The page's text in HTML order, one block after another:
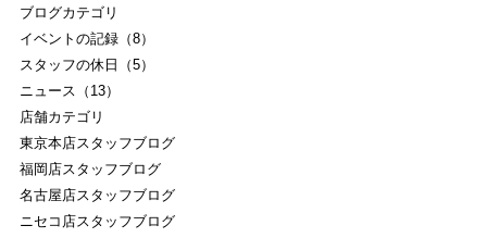
ブログカテゴリ
イベントの記録（8）
スタッフの休日（5）
ニュース（13）
店舗カテゴリ
東京本店スタッフブログ
福岡店スタッフブログ
名古屋店スタッフブログ
ニセコ店スタッフブログ